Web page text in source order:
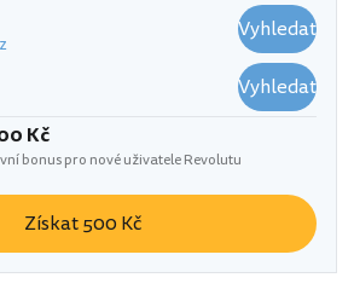
Vyhledat
Vyhledat
Kč
bonus pro nové uživatele Revolutu
Získat 500 Kč